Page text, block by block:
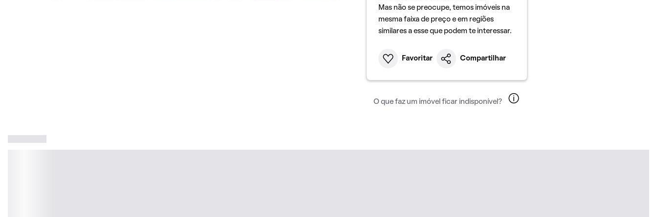
Mas não se preocupe, temos imóveis na
mesma faixa de preço e em regiões
similares a esse que podem te interessar.
Favoritar Compartilhar
O que faz um imóvel ficar indisponível?